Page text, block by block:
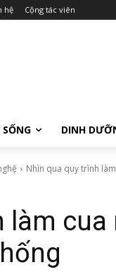
hệ Cộng tác viên
DINH
Nhìn qua quy trình
làm